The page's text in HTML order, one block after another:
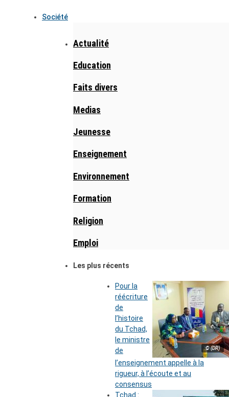
Société
Actualité
Education
Faits divers
Medias
Jeunesse
Enseignement
Environnement
Formation
Religion
Emploi
Les plus récents
© (DR)
Pour la
réécriture
de
l’histoire
du Tchad,
le ministre
de
l’enseignement appelle à la
rigueur, à l’écoute et au
consensus
Tchad :